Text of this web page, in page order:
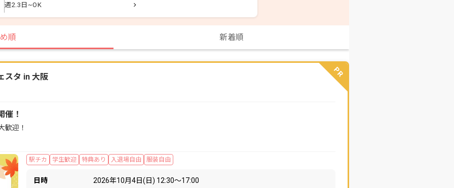
週2.3日~OK
順 新着順
PR
スタ in 大阪
催！
駅チカ 学生歓迎 特典あり 入退場自由 服装自由
歓迎！
日時
2026年10月4日(日) 12:30〜17:00